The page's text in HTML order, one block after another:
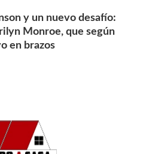
y un nuevo desafío:
Monroe, que según
en brazos